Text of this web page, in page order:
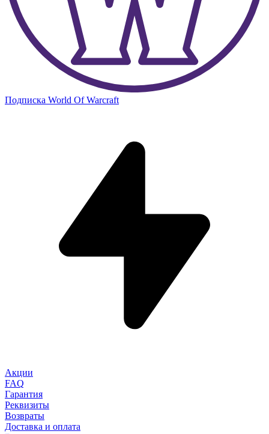
Подписка World Of Warcraft
Акции
FAQ
Гарантия
Реквизиты
Возвраты
Доставка и оплата